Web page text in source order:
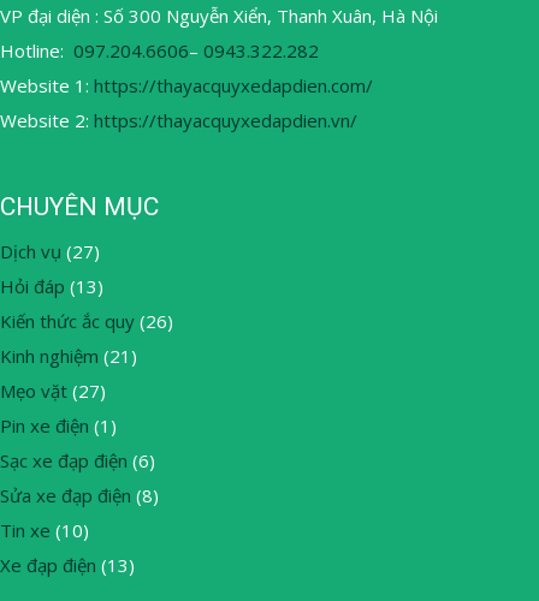
VP đại diện : Số 300 Nguyễn Xiển, Thanh Xuân, Hà Nội
Hotline: 097.204.6606– 0943.322.282
Website 1: https://thayacquyxedapdien.com/
Website 2: https://thayacquyxedapdien.vn/
CHUYÊN MỤC
Dịch vụ (27)
Hỏi đáp (13)
Kiến thức ắc quy (26)
Kinh nghiệm (21)
Mẹo vặt (27)
Pin xe điện (1)
Sạc xe đạp điện (6)
Sửa xe đạp điện (8)
Tin xe (10)
Xe đạp điện (13)